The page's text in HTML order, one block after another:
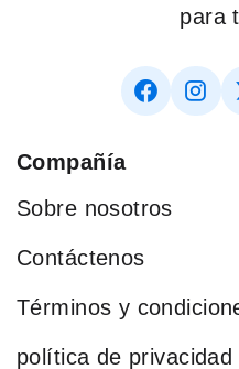
para
Compañía
Sobre nosotros
Contáctenos
Términos y
política de privacidad